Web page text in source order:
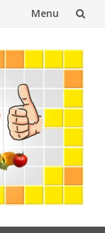
Menu